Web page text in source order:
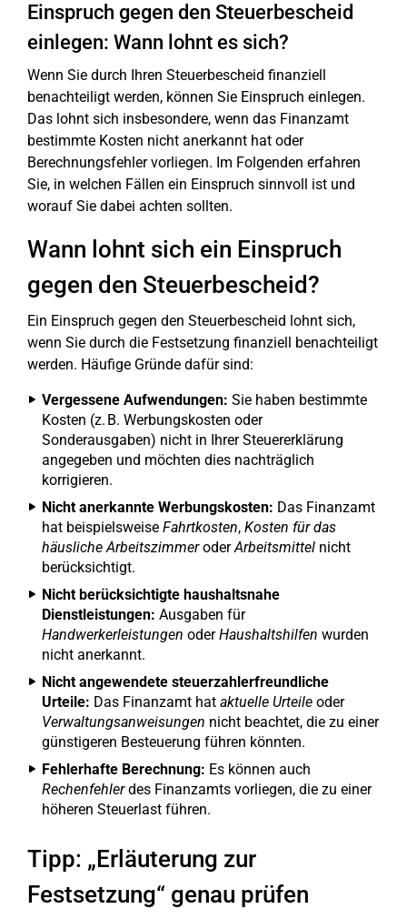
Einspruch gegen den Steuerbescheid
einlegen: Wann lohnt es sich?
Wenn Sie durch Ihren Steuerbescheid finanziell
benachteiligt werden, können Sie Einspruch einlegen.
Das lohnt sich insbesondere, wenn das Finanzamt
bestimmte Kosten nicht anerkannt hat oder
Berechnungsfehler vorliegen. Im Folgenden erfahren
Sie, in welchen Fällen ein Einspruch sinnvoll ist und
worauf Sie dabei achten sollten.
Wann lohnt sich ein Einspruch
gegen den Steuerbescheid?
Ein Einspruch gegen den Steuerbescheid lohnt sich,
wenn Sie durch die Festsetzung finanziell benachteiligt
werden. Häufige Gründe dafür sind:
Vergessene Aufwendungen: Sie haben bestimmte
Kosten (z. B. Werbungskosten oder
Sonderausgaben) nicht in Ihrer Steuererklärung
angegeben und möchten dies nachträglich
korrigieren.
Nicht anerkannte Werbungskosten: Das Finanzamt
hat beispielsweise Fahrtkosten, Kosten für das
häusliche ArbeitszimmeroderArbeitsmittel nicht
berücksichtigt.
Nicht berücksichtigte haushaltsnahe
Dienstleistungen: Ausgaben für
Handwerkerleistungen oderHaushaltshilfen wurden
nicht anerkannt.
Nicht angewendete steuerzahlerfreundliche
Urteile: Das Finanzamt hat aktuelle Urteile oder
Verwaltungsanweisungen nicht beachtet, die zu einer
günstigeren Besteuerung führen könnten.
Fehlerhafte Berechnung: Es können auch
Rechenfehlerdes Finanzamts vorliegen, die zu einer
höheren Steuerlast führen.
Tipp: „Erläuterung zur
Festsetzung“ genau prüfen